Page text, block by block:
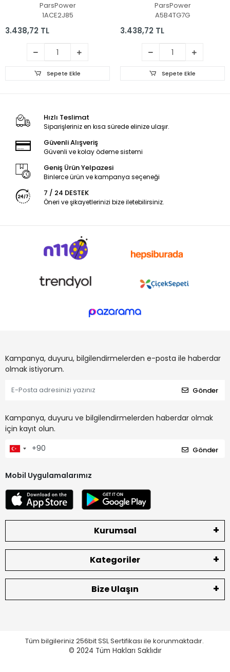
ParsPower
1ACE2J85
3.438,72 TL
Sepete Ekle
ParsPower
A5B4TG7G
3.438,72 TL
Sepete Ekle
Hızlı Teslimat
Siparişleriniz en kısa sürede elinize ulaşır.
Güvenli Alışveriş
Güvenli ve kolay ödeme sistemi
Geniş Ürün Yelpazesi
Binlerce ürün ve kampanya seçeneği
7 / 24 DESTEK
Öneri ve şikayetlerinizi bize iletebilirsiniz.
Kampanya, duyuru, bilgilendirmelerden e-posta ile haberdar
olmak istiyorum.
Gönder
Kampanya, duyuru ve bilgilendirmelerden haberdar olmak
için kayıt olun.
Gönder
Mobil Uygulamalarımız
Kurumsal
Kategoriler
Bize Ulaşın
Tüm bilgileriniz 256bit SSL Sertifikası ile korunmaktadır.
© 2024 Tüm Hakları Saklıdır